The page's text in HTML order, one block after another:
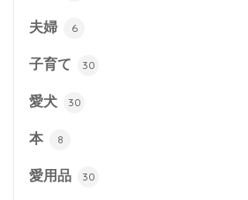
夫婦 6
子育て 30
愛犬 30
本 8
愛用品 30